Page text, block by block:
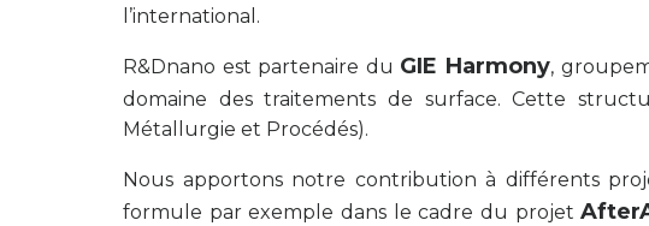
l’international.
R&Dnano est partenaire du GIE Harmony,
domaine des traitements de surface. Cette
Métallurgie et Procédés).
Nous apportons notre contribution à différents
formule par exemple dans le cadre du projet